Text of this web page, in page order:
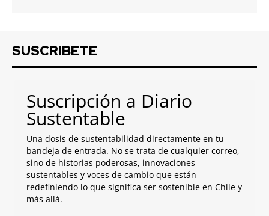
SUSCRIBETE
Suscripción a Diario
Sustentable
Una dosis de sustentabilidad directamente en tu
bandeja de entrada. No se trata de cualquier correo,
sino de historias poderosas, innovaciones
sustentables y voces de cambio que están
redefiniendo lo que significa ser sostenible en Chile y
más allá.